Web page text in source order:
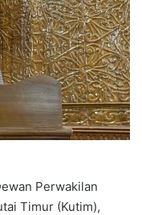
Perwakilan
Timur (Kutim),